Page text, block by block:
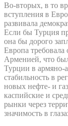
Во-вторых, в то
вступления в
развивала
Если бы Турция
она бы дорого
Европа
Арменией, что
Турции в армяно-
стабильность в
новых нефте- и
каспийские и
рынки через
значимость в